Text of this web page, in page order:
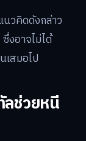
วคิดดังกล่าว
งอาจไม่ได้
สมอไป
ลช่วยหนี